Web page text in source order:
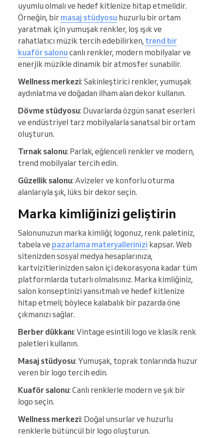
uyumlu olmalı ve hedef kitlenize hitap etmelidir.
Örneğin, bir masaj stüdyosu huzurlu bir ortam
yaratmak için yumuşak renkler, loş ışık ve
rahatlatıcı müzik tercih edebilirken, trend bir
kuaför salonu canlı renkler, modern mobilyalar ve
enerjik müzikle dinamik bir atmosfer sunabilir.
Wellness merkezi: Sakinleştirici renkler, yumuşak
aydınlatma ve doğadan ilham alan dekor kullanın.
Dövme stüdyosu: Duvarlarda özgün sanat eserleri
ve endüstriyel tarz mobilyalarla sanatsal bir ortam
oluşturun.
Tırnak salonu: Parlak, eğlenceli renkler ve modern,
trend mobilyalar tercih edin.
Güzellik salonu: Avizeler ve konforlu oturma
alanlarıyla şık, lüks bir dekor seçin.
Marka kimliğinizi geliştirin
Salonunuzun marka kimliği; logonuz, renk paletiniz,
tabela ve pazarlama materyallerinizi kapsar. Web
sitenizden sosyal medya hesaplarınıza,
kartvizitlerinizden salon içi dekorasyona kadar tüm
platformlarda tutarlı olmalısınız. Marka kimliğiniz,
salon konseptinizi yansıtmalı ve hedef kitlenize
hitap etmeli; böylece kalabalık bir pazarda öne
çıkmanızı sağlar.
Berber dükkanı: Vintage esintili logo ve klasik renk
paletleri kullanın.
Masaj stüdyosu: Yumuşak, toprak tonlarında huzur
veren bir logo tercih edin.
Kuaför salonu: Canlı renklerle modern ve şık bir
logo seçin.
Wellness merkezi: Doğal unsurlar ve huzurlu
renklerle bütüncül bir logo oluşturun.